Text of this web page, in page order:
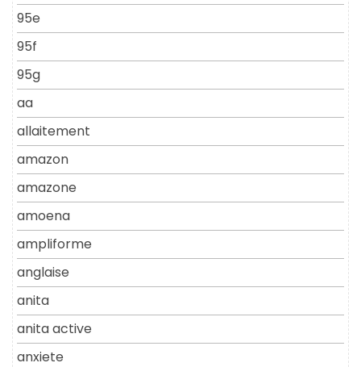
95e
95f
95g
aa
allaitement
amazon
amazone
amoena
ampliforme
anglaise
anita
anita active
anxiete